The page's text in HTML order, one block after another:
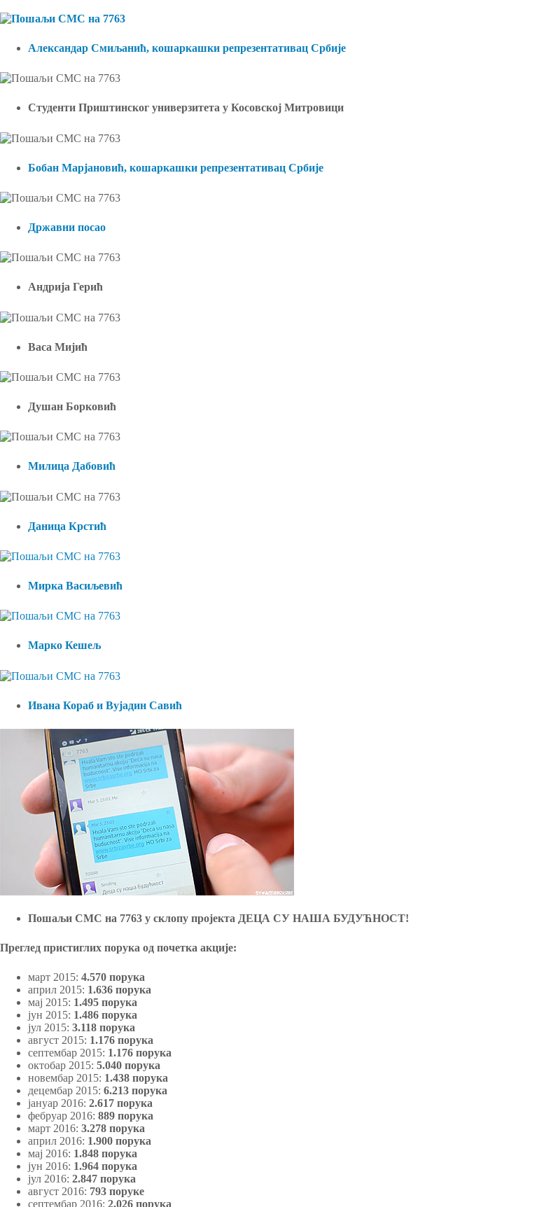
Александар Смиљанић, кошаркашки репрезентативац Србије
Студенти Приштинског универзитета у Косовској Митровици
Бобан Марјановић, кошаркашки репрезентативац Србије
Државни посао
Андрија Герић
Васа Мијић
Душан Борковић
Милица Дабовић
Даница Крстић
Мирка Васиљевић
Марко Кешељ
Ивана Кораб и Вујадин Савић
Пошаљи СМС на 7763 у склопу пројекта ДЕЦА СУ НАША БУДУЋНОСТ!
Преглед пристиглих порука од почетка акције:
март 2015: 4.570 порука
април 2015: 1.636 порука
мај 2015: 1.495 порука
јун 2015: 1.486 порука
јул 2015: 3.118 порука
август 2015: 1.176 порука
септембар 2015: 1.176 порука
октобар 2015: 5.040 порука
новембар 2015: 1.438 порука
децембар 2015: 6.213 порука
јануар 2016: 2.617 порука
фебруар 2016: 889 порука
март 2016: 3.278 порука
април 2016: 1.900 порука
мај 2016: 1.848 порука
јун 2016: 1.964 порука
јул 2016: 2.847 порука
август 2016: 793 поруке
септембар 2016: 2.026 порука